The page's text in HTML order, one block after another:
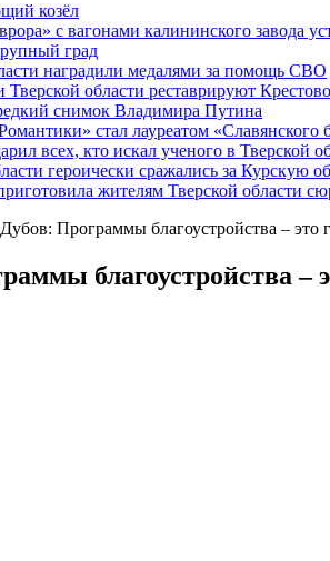
козёл
с вагонами калининского завода
град
наградили медалями за помощь СВО
области реставрируют
снимок Владимира Путина
стал лауреатом «Славянского
всех, кто искал ученого в Тверской
героически сражались за Курскую
жителям Тверской области
Программы благоустройства –
благоустройства